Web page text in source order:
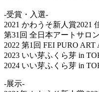
-受賞・入選-
2021 かわうそ新人賞2021
第31回 全日本アートサロ
2022 第1回 FEI PURO
2023 いい芽ふくら芽 in
2024 いい芽ふくら芽 in
-展示-